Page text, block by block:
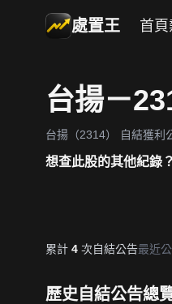
處置王 首頁
台揚－
台揚（2314） 自結獲利
想查此股的其他紀錄？
累計 4 次自結公告最近
歷史自結公告總